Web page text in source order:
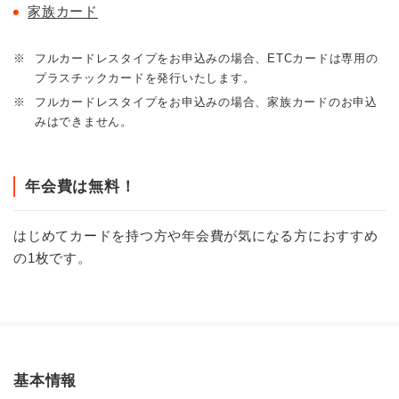
家族カード
※
フルカードレスタイプをお申込みの場合、ETCカードは専用の
プラスチックカードを発行いたします。
※
フルカードレスタイプをお申込みの場合、家族カードのお申込
みはできません。
年会費は無料！
はじめてカードを持つ方や年会費が気になる方におすすめ
の1枚です。
基本情報